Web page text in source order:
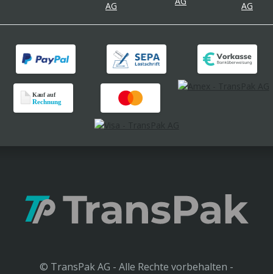
© TransPak AG - Alle Rechte vorbehalten -